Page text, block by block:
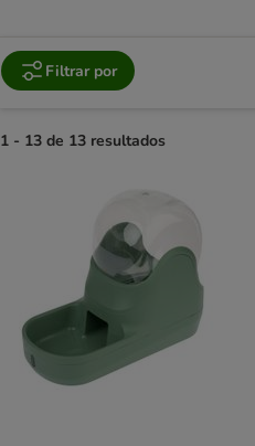
Filtrar por
1 - 13 de 13 resultados